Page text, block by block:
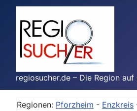
regiosucher.de – Die Region auf
Regionen: Pforzheim - Enzkreis